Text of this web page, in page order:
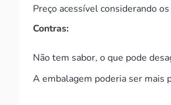
Preço acessível considerando
Contras:
Não tem sabor, o que pode
A embalagem poderia ser mais